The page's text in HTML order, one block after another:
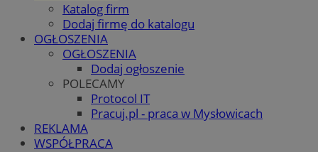
Katalog firm
Dodaj firmę do katalogu
OGŁOSZENIA
OGŁOSZENIA
Dodaj ogłoszenie
POLECAMY
Protocol IT
Pracuj.pl - praca w Mysłowicach
REKLAMA
WSPÓŁPRACA